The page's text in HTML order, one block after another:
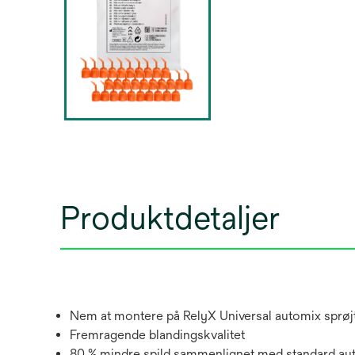
Produktdetaljer
Nem at montere på RelyX Universal automix
Fremragende blandingskvalitet